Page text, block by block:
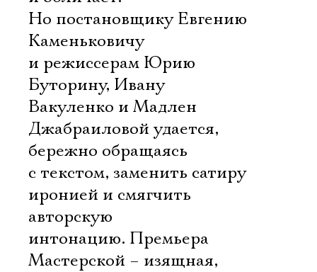
Но постановщику Евгению
Каменьковичу
и режиссерам Юрию
Буторину, Ивану
Вакуленко и Мадлен
Джабраиловой удается,
бережно обращаясь
с текстом, заменить сатиру
иронией и смягчить
авторскую
интонацию. Премьера
Мастерской – изящная,